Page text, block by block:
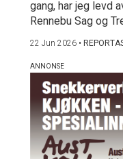
gang, har jeg levd
Rennebu Sag og
22 Jun 2026 •